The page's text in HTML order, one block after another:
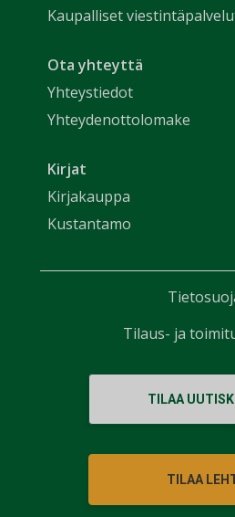
Kaupalliset
Ota yhteyttä
Yhteystiedot
Yhteydenottolomake
Kirjat
Kirjakauppa
Kustantamo
TILAA
TILAA
Tilaus- ja